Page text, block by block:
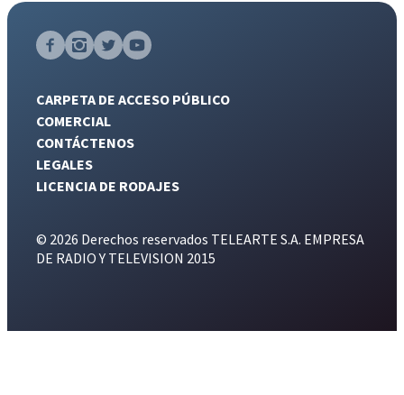
CARPETA DE ACCESO PÚBLICO
COMERCIAL
CONTÁCTENOS
LEGALES
LICENCIA DE RODAJES
© 2026 Derechos reservados TELEARTE S.A. EMPRESA
DE RADIO Y TELEVISION 2015